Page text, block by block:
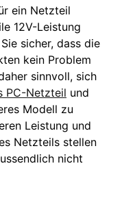
ein Netzteil
12V-Leistung
sicher, dass die
kein Problem
sinnvoll, sich
PC-Netzteil und
Modell zu
Leistung und
Netzteils stellen
nicht